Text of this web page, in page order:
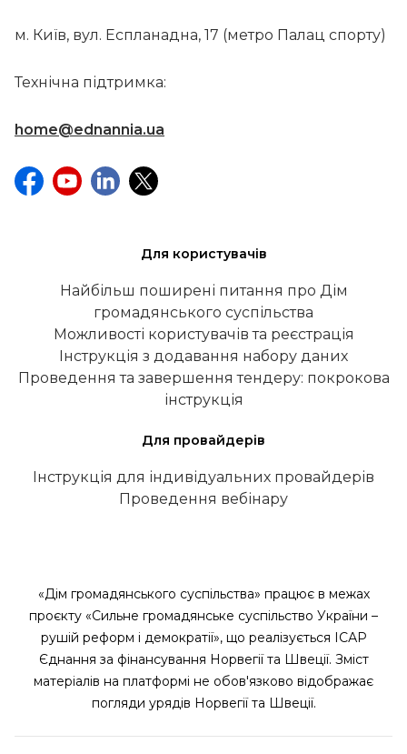
м. Київ, вул. Еспланадна, 17 (метро Палац спорту)
Технічна підтримка:
home@ednannia.ua
Для користувачів
Найбільш поширені питання про Дім
громадянського суспільства
Можливості користувачів та реєстрація
Інструкція з додавання набору даних
Проведення та завершення тендеру: покрокова
інструкція
Для провайдерів
Інструкція для індивідуальних провайдерів
Проведення вебінару
«Дім громадянського суспільства» працює в межах
проєкту «Сильне громадянське суспільство України –
рушій реформ і демократії», що реалізується ІСАР
Єднання за фінансування Норвегії та Швеції. Зміст
матеріалів на платформі не обов'язково відображає
погляди урядів Норвегії та Швеції.